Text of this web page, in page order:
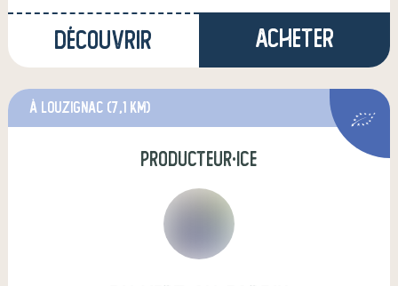
Découvrir Acheter
à Louzignac (7,1 km)
producteur·ice